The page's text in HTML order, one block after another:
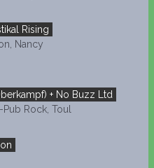
Rising
Nancy
+ No Buzz Ltd
Rock, Toul